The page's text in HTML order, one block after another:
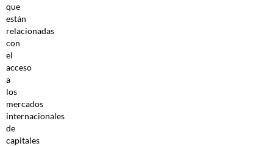
que
están
relacionadas
con
el
acceso
a
los
mercados
internacionales
de
capitales